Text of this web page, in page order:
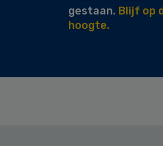
gestaan. Blijf op
hoogte.